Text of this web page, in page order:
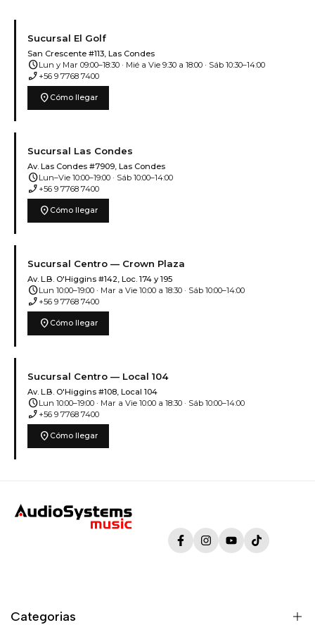
Sucursal El Golf
San Crescente #113, Las Condes
scheduleLun y Mar 09:00–18:30 · Mié a Vie 9:30 a 18:00 · Sáb 10:30–14:00
phone_enabled +56 9 7768 7400
location_on Cómo llegar
Sucursal Las Condes
Av. Las Condes #7909, Las Condes
scheduleLun–Vie 10:00–19:00 · Sáb 10:00–14:00
phone_enabled +56 9 7768 7400
location_on Cómo llegar
Sucursal Centro — Crown Plaza
Av. L.B. O'Higgins #142, Loc. 174 y 195
scheduleLun 10:00–19:00 · Mar a Vie 10:00 a 18:30 · Sáb 10:00–14:00
phone_enabled +56 9 7768 7400
location_on Cómo llegar
Sucursal Centro — Local 104
Av. L.B. O'Higgins #108, Local 104
scheduleLun 10:00–19:00 · Mar a Vie 10:00 a 18:30 · Sáb 10:00–14:00
phone_enabled +56 9 7768 7400
location_on Cómo llegar
FacebookInstagramYouTubeTikTok
Categorias